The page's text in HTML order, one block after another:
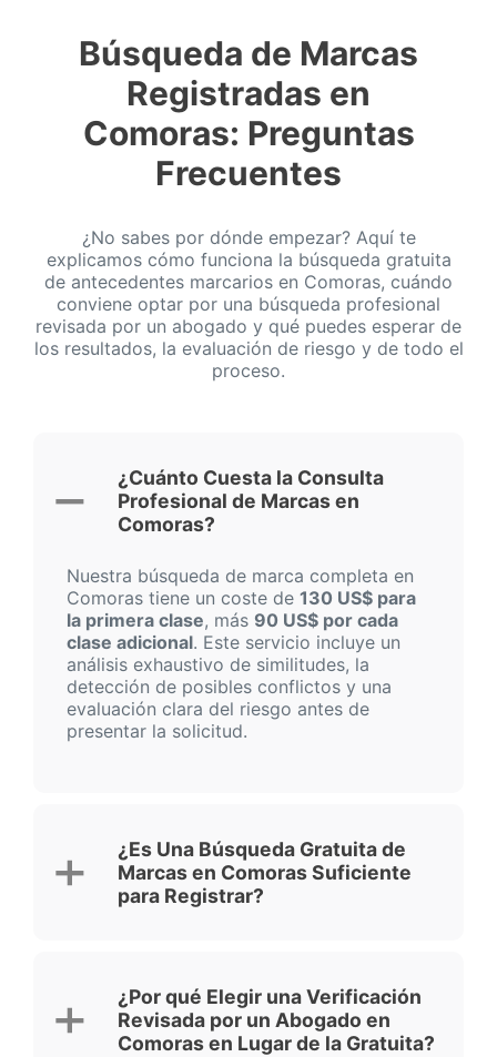
Búsqueda de Marcas
Registradas en
Comoras: Preguntas
Frecuentes
¿No sabes por dónde empezar? Aquí te
explicamos cómo funciona la búsqueda gratuita
de antecedentes marcarios en Comoras, cuándo
conviene optar por una búsqueda profesional
revisada por un abogado y qué puedes esperar de
los resultados, la evaluación de riesgo y de todo el
proceso.
¿Cuánto Cuesta la Consulta
Profesional de Marcas en
Comoras?
Nuestra búsqueda de marca completa en
Comoras tiene un coste de 130 US$ para
la primera clase, más 90 US$ por cada
clase adicional. Este servicio incluye un
análisis exhaustivo de similitudes, la
detección de posibles conflictos y una
evaluación clara del riesgo antes de
presentar la solicitud.
¿Es Una Búsqueda Gratuita de
Marcas en Comoras Suficiente
para Registrar?
¿Por qué Elegir una Verificación
Revisada por un Abogado en
Comoras en Lugar de la Gratuita?